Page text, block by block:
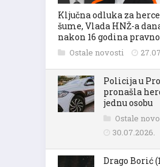
Ključna odluka za
šume, Vlada HNŽ-a
nakon 16 godina
Ostale novosti
Policija u
pronašla
jednu osobu
Ostale
30.07.2026.
Drago Borić